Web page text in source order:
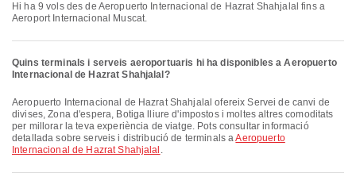
Hi ha 9 vols des de Aeropuerto Internacional de Hazrat Shahjalal fins a
Aeroport Internacional Muscat.
Quins terminals i serveis aeroportuaris hi ha disponibles a Aeropuerto
Internacional de Hazrat Shahjalal?
Aeropuerto Internacional de Hazrat Shahjalal ofereix Servei de canvi de
divises, Zona d'espera, Botiga lliure d'impostos i moltes altres comoditats
per millorar la teva experiència de viatge. Pots consultar informació
detallada sobre serveis i distribució de terminals aAeropuerto
Internacional de Hazrat Shahjalal .